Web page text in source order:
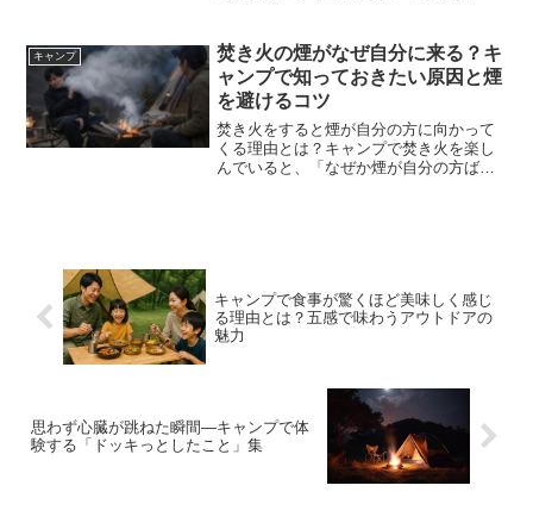
にぎわいなど、夏ならではの空気を感じ
られる時間は何度体験して...
キャンプ
焚き火の煙がなぜ自分に来る？キ
ャンプで知っておきたい原因と煙
を避けるコツ
焚き火をすると煙が自分の方に向かって
くる理由とは？キャンプで焚き火を楽し
んでいると、「なぜか煙が自分の方ばか
キャンプで食事が驚くほど美味しく感じ
る理由とは？五感で味わうアウトドアの
魅力
思わず心臓が跳ねた瞬間―キャンプで体
験する「ドッキっとしたこと」集